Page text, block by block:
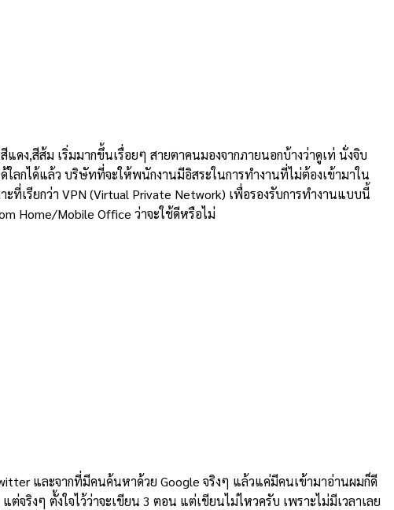
ง,สีส้ม เริ่มมากขึ้นเรื่อยๆ สายตาคนมองจากภายนอกบ้างว่าดูเท่ นั่งจิบ
ลกได้แล้ว บริษัทที่จะให้พนักงานมีอิสระในการทำงานที่ไม่ต้องเข้ามาใน
เรียกว่า VPN (Virtual Private Network) เพื่อรองรับการทำงานแบบนี้
Home/Mobile Office ว่าจะใช้ดีหรือไม่
และจากที่มีคนค้นหาด้วย Google จริงๆ แล้วแค่มีคนเข้ามาอ่านผมก็ดี
ริงๆ ตั้งใจไว้ว่าจะเขียน 3 ตอน แต่เขียนไม่ไหวครับ เพราะไม่มีเวลาเลย